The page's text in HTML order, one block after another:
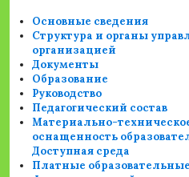
Основные сведения
Структура и органы
организацией
Документы
Образование
Руководство
Педагогический состав
Материально-
оснащенность
Доступная среда
Платные